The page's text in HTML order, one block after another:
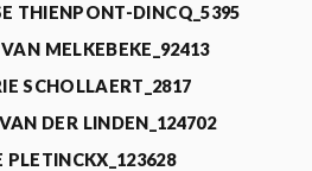
THIENPONT-DINCQ_5395
MELKEBEKE_92413
SCHOLLAERT_2817
DER LINDEN_124702
PLETINCKX_123628